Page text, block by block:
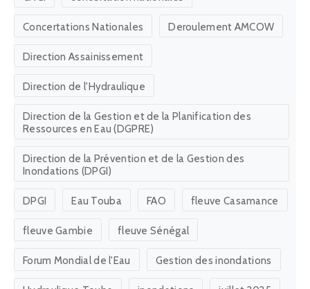
Concertations Nationales Deroulement AMCOW
Direction Assainissement
Direction de l'Hydraulique
Direction de la Gestion et de la Planification des
Ressources en Eau (DGPRE)
Direction de la Prévention et de la Gestion des
Inondations (DPGI)
DPGI Eau Touba FAO fleuve Casamance
fleuve Gambie fleuve Sénégal
Forum Mondial de l'Eau Gestion des inondations
Hydraulique Touba inondations juillet 2025